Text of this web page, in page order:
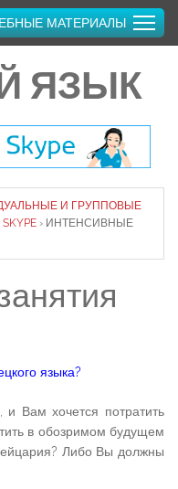
ЯЗЫК
МАТЕРИАЛЫ
И ГРУППОВЫЕ
› ИНТЕНСИВНЫЕ
языка?
Вам хочется потратить
в обозримом будущем
Либо Вы должны